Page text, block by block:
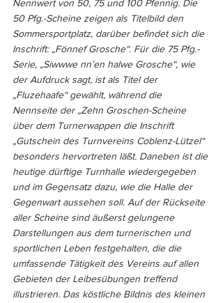
Nennwert von 50, 75 und 100 Pfennig. Die
50 Pfg.-Scheine zeigen als Titelbild den
Sommersportplatz, darüber befindet sich die
Inschrift: „Fönnef Grosche“. Für die 75 Pfg.-
Serie, „Siwwwe nn’en halwe Grosche“, wie
der Aufdruck sagt, ist als Titel der
„Fluzehaafe“ gewählt, während die
Nennseite der „Zehn Groschen-Scheine
über dem Turnerwappen die Inschrift
„Gutschein des Turnvereins Coblenz-Lützel“
besonders hervortreten läßt. Daneben ist die
heutige dürftige Turnhalle wiedergegeben
und im Gegensatz dazu, wie die Halle der
Gegenwart aussehen soll. Auf der Rückseite
aller Scheine sind äußerst gelungene
Darstellungen aus dem turnerischen und
sportlichen Leben festgehalten, die die
umfassende Tätigkeit des Vereins auf allen
Gebieten der Leibesübungen treffend
illustrieren. Das köstliche Bildnis des kleinen